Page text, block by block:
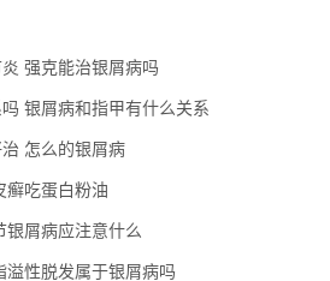
强克能治银屑病吗
银屑病和指甲有什么关系
怎么的银屑病
癣吃蛋白粉油
银屑病应注意什么
溢性脱发属于银屑病吗